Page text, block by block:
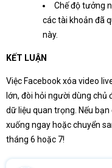
Chế độ tưởng
các tài khoản đã
này.
KẾT LUẬN
Việc Facebook xóa video
lớn, đòi hỏi người dùng
dữ liệu quan trọng. Nếu
xuống ngay hoặc chuyển
tháng 6 hoặc 7!